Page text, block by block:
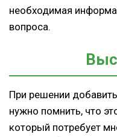
необходимая
вопроса.
При решении
нужно помнить, что
который потребует